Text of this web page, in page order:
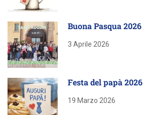
Buona Pasqua 2026
3 Aprile 2026
Festa del papà 2026
19 Marzo 2026